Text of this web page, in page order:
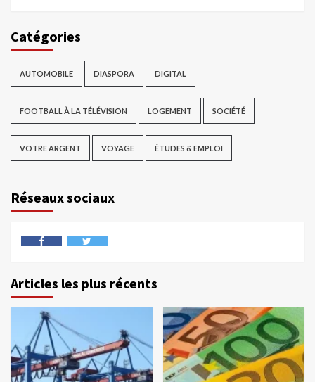
Catégories
AUTOMOBILE DIASPORA DIGITAL
FOOTBALL À LA TÉLÉVISION LOGEMENT SOCIÉTÉ
VOTRE ARGENT VOYAGE ÉTUDES & EMPLOI
Réseaux sociaux
Articles les plus récents